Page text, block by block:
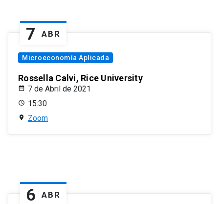
7 ABR
Microeconomía Aplicada
Rossella Calvi, Rice University
7 de Abril de 2021
15:30
Zoom
6 ABR